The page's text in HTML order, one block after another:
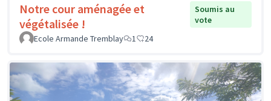
Notre cour aménagée et
végétalisée !
Soumis au
vote
Ecole Armande Tremblay
1 24